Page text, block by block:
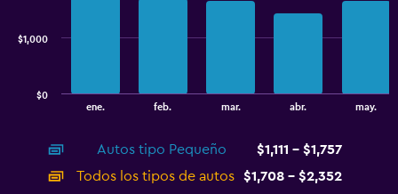
displaying
categories.
Range:
ene. feb. mar. abr. may.
$0
$1,000
Autos tipo Pequeño
$1,111 - $1,757
Todos los tipos de autos
$1,708 - $2,352